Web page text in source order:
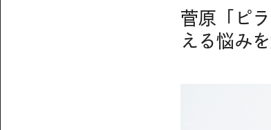
菅原「ピ
える悩み